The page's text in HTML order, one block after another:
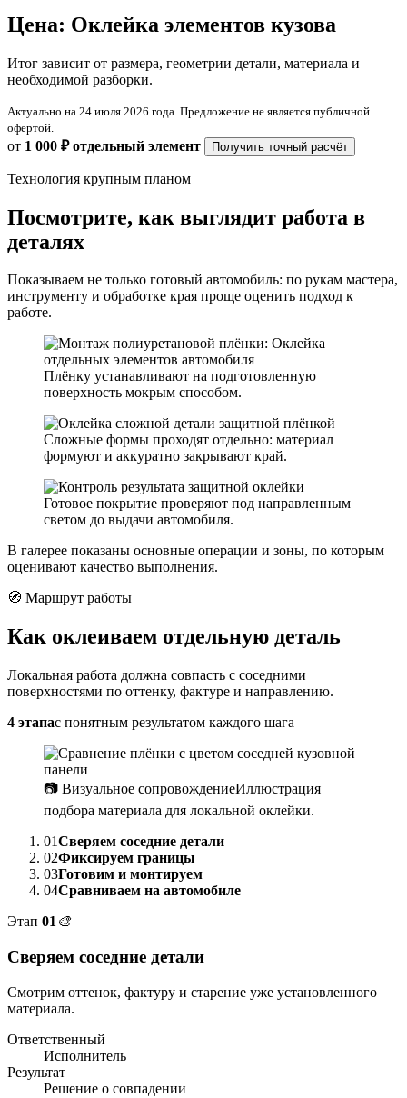
Цена: Оклейка элементов кузова
Итог зависит от размера, геометрии детали, материала и
необходимой разборки.
Актуально на 24 июля 2026 года. Предложение не является публичной
офертой.
от 1 000 ₽ отдельный элемент Получить точный расчёт
Технология крупным планом
Посмотрите, как выглядит работа в
деталях
Показываем не только готовый автомобиль: по рукам мастера,
инструменту и обработке края проще оценить подход к
работе.
Плёнку устанавливают на подготовленную
поверхность мокрым способом.
Сложные формы проходят отдельно: материал
формуют и аккуратно закрывают край.
Готовое покрытие проверяют под направленным
светом до выдачи автомобиля.
В галерее показаны основные операции и зоны, по которым
оценивают качество выполнения.
🧭 Маршрут работы
Как оклеиваем отдельную деталь
Локальная работа должна совпасть с соседними
поверхностями по оттенку, фактуре и направлению.
4 этапас понятным результатом каждого шага
📷 Визуальное сопровождениеИллюстрация
подбора материала для локальной оклейки.
01Сверяем соседние детали
02Фиксируем границы
03Готовим и монтируем
04Сравниваем на автомобиле
Этап 01 🎨
Сверяем соседние детали
Смотрим оттенок, фактуру и старение уже установленного
материала.
Ответственный
Исполнитель
Результат
Решение о совпадении